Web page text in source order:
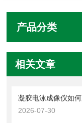
产品分类
相关文章
2026-07-30